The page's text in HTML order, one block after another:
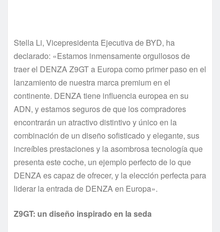
Stella Li, Vicepresidenta Ejecutiva de BYD, ha
declarado: «Estamos inmensamente orgullosos de
traer el DENZA Z9GT a Europa como primer paso en el
lanzamiento de nuestra marca premium en el
continente. DENZA tiene influencia europea en su
ADN, y estamos seguros de que los compradores
encontrarán un atractivo distintivo y único en la
combinación de un diseño sofisticado y elegante, sus
increíbles prestaciones y la asombrosa tecnología que
presenta este coche, un ejemplo perfecto de lo que
DENZA es capaz de ofrecer, y la elección perfecta para
liderar la entrada de DENZA en Europa».
Z9GT: un diseño inspirado en la seda